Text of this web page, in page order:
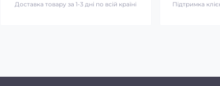
Доставка товару за 1-3 дні по всій країні Підтримка